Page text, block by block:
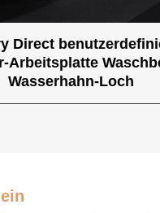
Direct
Arbeitsplatte
Wasserhahn-Loch